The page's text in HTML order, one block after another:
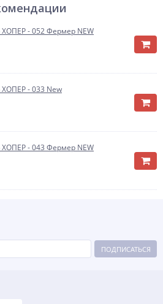
- 052 Фермер NEW
- 033 New
- 043 Фермер NEW
ПОДПИСАТЬСЯ